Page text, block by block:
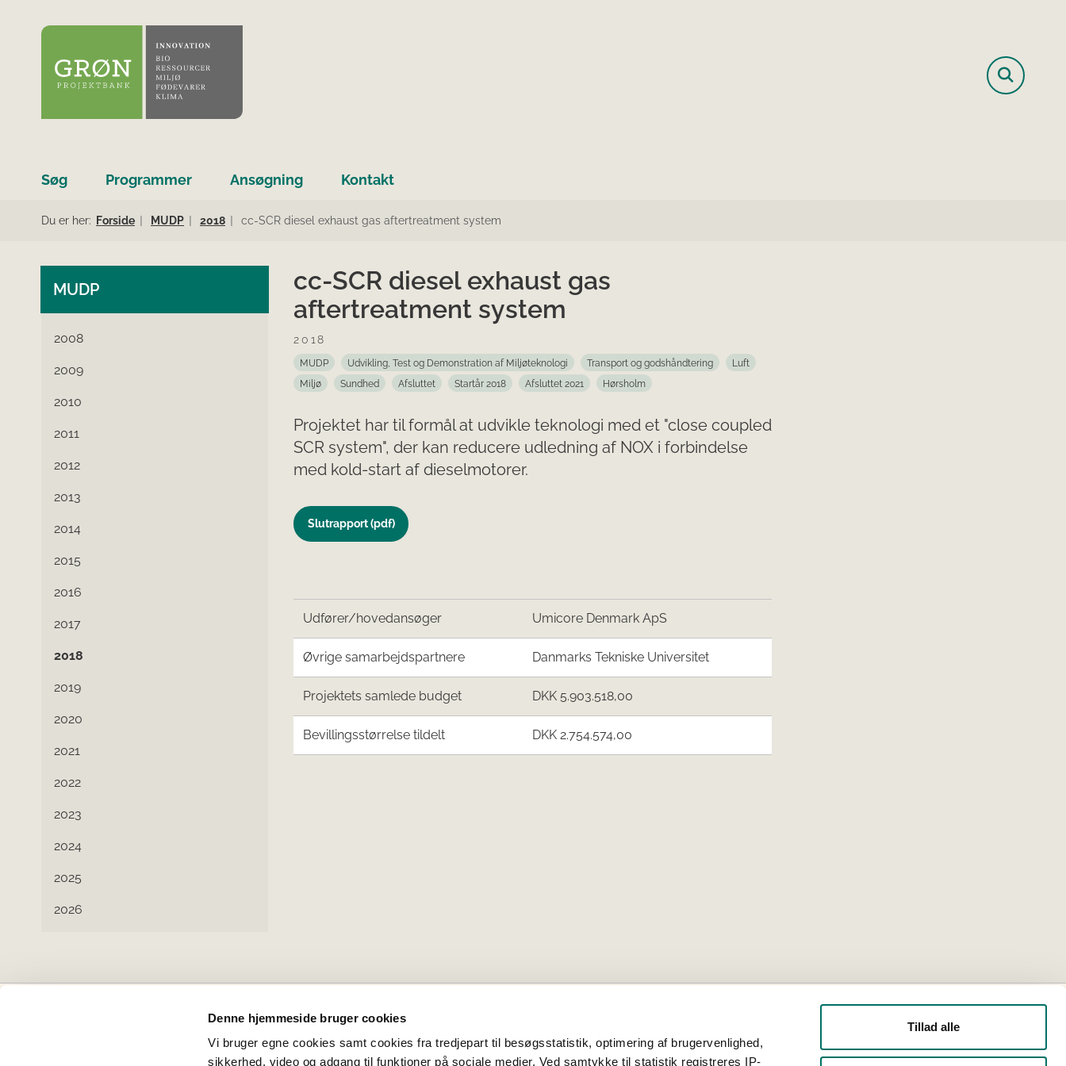
Denne hjemmeside bruger cookies
Vi bruger egne cookies samt cookies fra tredjepart til besøgsstatistik, optimering af brugervenlighed,
sikkerhed, video og adgang til funktioner på sociale medier. Ved samtykke til statistik registreres IP-
Tillad alle
Søg Programmer Ansøgning Kontakt
Du er her: Forside MUDP 2018 cc-SCR diesel exhaust gas aftertreatment system
MUDP
2008
2009
2010
2011
2012
2013
2014
2015
2016
2017
2018
2019
2020
2021
2022
2023
2024
2025
2026
cc-SCR diesel exhaust gas
aftertreatment system
2018
MUDP Udvikling, Test og Demonstration af Miljøteknologi Transport og godshåndtering
Luft
Miljø
Sundhed Afsluttet Startår 2018 Afsluttet 2021 Hørsholm
Projektet har til formål at udvikle teknologi med et "close coupled
SCR system", der kan reducere udledning af NOX i forbindelse
med kold-start af dieselmotorer.
Slutrapport (pdf)
Udfører/hovedansøger Umicore Denmark ApS
Øvrige samarbejdspartnere Danmarks Tekniske Universitet
Projektets samlede budget DKK 5.903.518,00
Bevillingsstørrelse tildelt DKK 2.754.574,00